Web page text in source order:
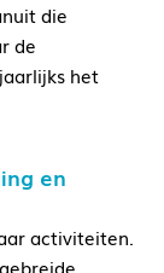
die
de
het
en
activiteiten.